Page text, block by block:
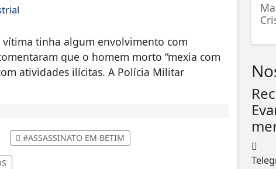
vítima tinha algum envolvimento com
que o homem morto “mexia com
atividades ilícitas. A Polícia Militar
#ASSASSINATO EM BETIM